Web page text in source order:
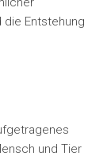
Entstehung
und Tier